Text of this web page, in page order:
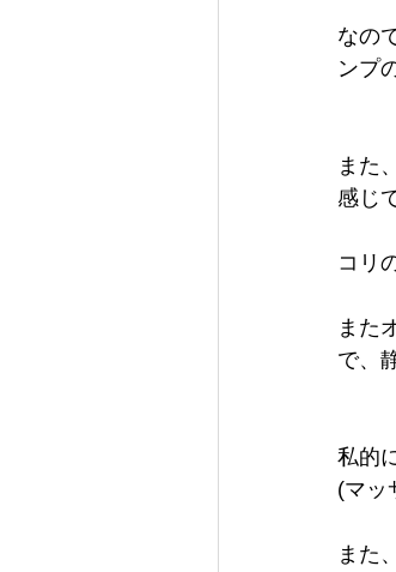
なの
ンプ
また
感じ
コリ
また
で、
私的
(マッ
また